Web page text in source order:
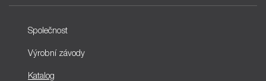
Společnost
Výrobní závody
Katalog